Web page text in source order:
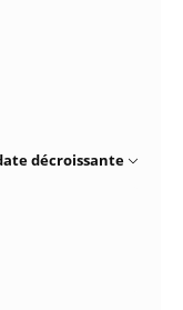
décroissante